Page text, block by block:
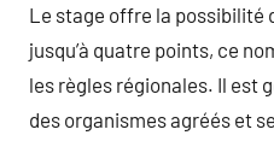
Le stage offre la possibilité
jusqu’à quatre points, ce
les règles régionales. Il est
des organismes agréés et